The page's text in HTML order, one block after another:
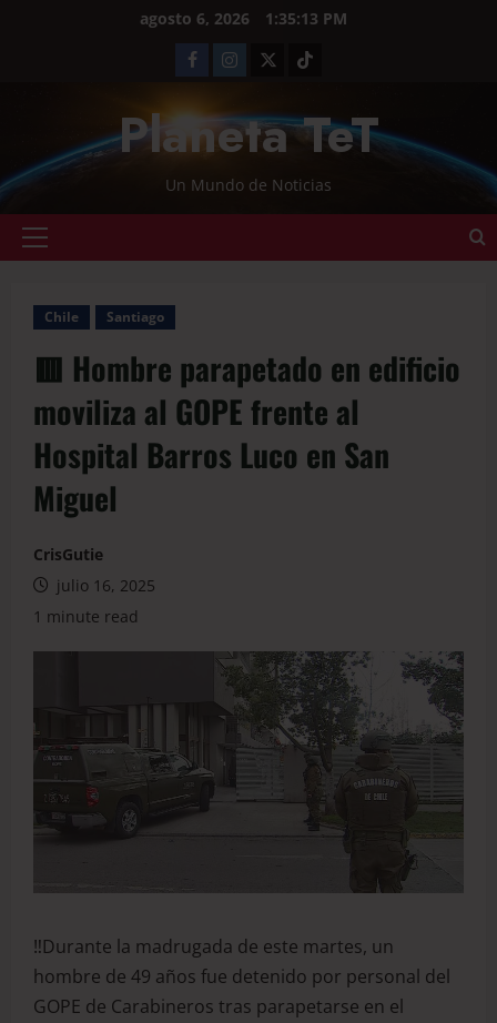
agosto 6, 2026 1:35:13 PM
Planeta TeT
Un Mundo de Noticias
Chile Santiago
🟥 Hombre parapetado en edificio
moviliza al GOPE frente al
Hospital Barros Luco en San
Miguel
CrisGutie
julio 16, 2025
1 minute read
‼️Durante la madrugada de este martes, un
hombre de 49 años fue detenido por personal del
GOPE de Carabineros tras parapetarse en el